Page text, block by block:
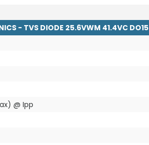
- TVS DIODE 25.6VWM 41.4VC DO15
@ Ipp